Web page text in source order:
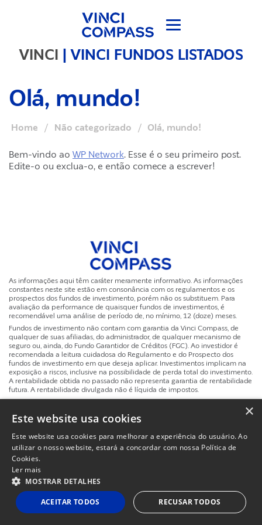
VINCI |VINCI FUNDOS LISTADOS
Olá, mundo!
Home / Não categorizado / Olá, mundo!
Bem-vindo ao WP Network. Esse é o seu primeiro post.
Edite-o ou exclua-o, e então comece a escrever!
As informações aqui têm caráter meramente informativo. As informações
constantes neste site estão em consonância com os regulamentos e os
prospectos dos fundos de investimento, porém não os substituem. Para
avaliação da performance de quaisquer fundos de investimentos, é
recomendável uma análise de período de, no mínimo, 12 (doze) meses.
Fundos de investimento não contam com garantia da Vinci Compass, de
qualquer de suas afiliadas, do administrador, de qualquer mecanismo de
seguro ou, ainda, do Fundo Garantidor de Créditos (FGC). Ao investidor é
recomendada a leitura cuidadosa do Regulamento e do Prospecto dos
fundos de investimento em que deseja aplicar. Investimentos implicam na
exposição a riscos, inclusive na possibilidade de perda total do investimento.
A rentabilidade obtida no passado não representa garantia de rentabilidade
futura. A rentabilidade divulgada não é líquida de impostos.
Politicas de Privacidade e Termos de Uso ×
Este website usa cookies
Este website usa cookies para melhorar a experiência do usuário. Ao
utilizar o nosso website, estará a concordar com nossa Política de
Cookies.
Ler mais
MOSTRAR DETALHES
ACEITAR TODOS RECUSAR TODOS